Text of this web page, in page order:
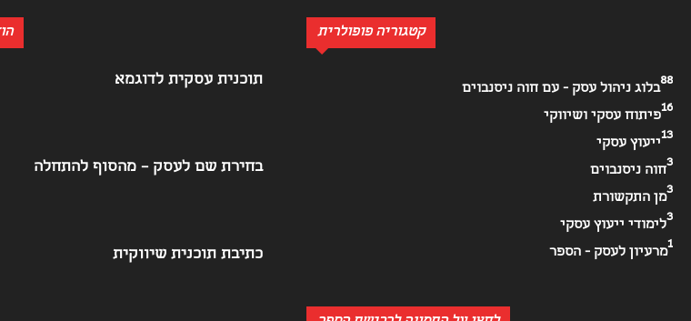
תוכנית עסקית לדוגמא
בחירת שם לעסק – מהסוף להתחלה
כתיבת תוכנית שיווקית
קטגוריה פופולרית
בלוג ניהול עסק - עם חוה ניסנבוים
88
פיתוח עסקי ושיווקי
16
ייעוץ עסקי
13
חוה ניסנבוים
3
מן התקשורת
3
לימודי ייעוץ עסקי
3
מרעיון לעסק - הספר
1